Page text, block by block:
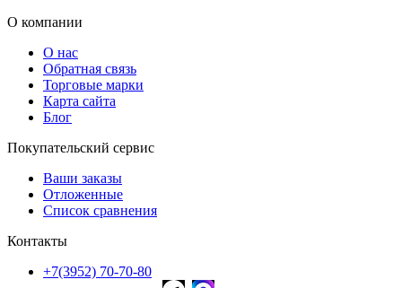
О компании
О нас
Обратная связь
Торговые марки
Карта сайта
Блог
Покупательский сервис
Ваши заказы
Отложенные
Список сравнения
Контакты
+7(3952) 70-70-80